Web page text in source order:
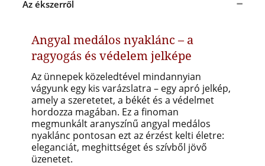
Az ékszerről
Angyal medálos nyaklánc – a
ragyogás és védelem jelképe
Az ünnepek közeledtével mindannyian
vágyunk egy kis varázslatra – egy apró jelkép,
amely a szeretetet, a békét és a védelmet
hordozza magában. Ez a finoman
megmunkált aranyszínű angyal medálos
nyaklánc pontosan ezt az érzést kelti életre:
eleganciát, meghittséget és szívből jövő
üzenetet.